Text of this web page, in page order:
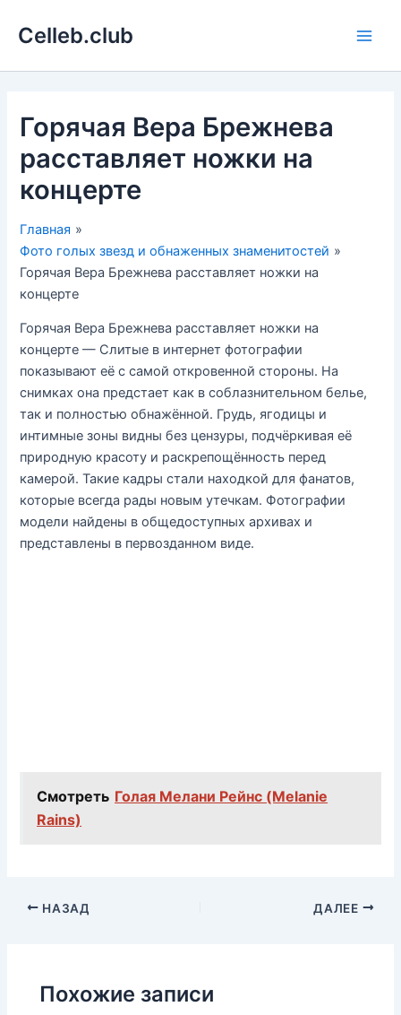
Celleb.club
Горячая Вера Брежнева
расставляет ножки на
концерте
Главная
Фото голых звезд и обнаженных знаменитостей
Горячая Вера Брежнева расставляет ножки на
концерте
Горячая Вера Брежнева расставляет ножки на
концерте — Слитые в интернет фотографии
показывают её с самой откровенной стороны. На
снимках она предстает как в соблазнительном белье,
так и полностью обнажённой. Грудь, ягодицы и
интимные зоны видны без цензуры, подчёркивая её
природную красоту и раскрепощённость перед
камерой. Такие кадры стали находкой для фанатов,
которые всегда рады новым утечкам. Фотографии
модели найдены в общедоступных архивах и
представлены в первозданном виде.
Смотреть Голая Мелани Рейнс (Melanie
Rains)
НАЗАД ДАЛЕЕ
Похожие записи